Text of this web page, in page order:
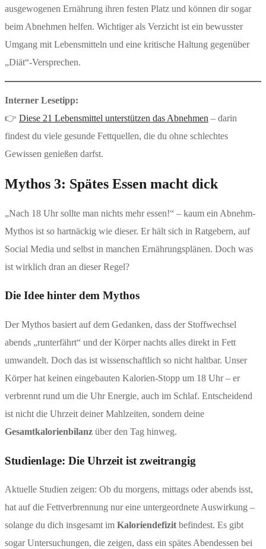
ausgewogenen Ernährung ihren festen Platz und können dir sogar
beim Abnehmen helfen. Wichtiger als Verzicht ist ein bewusster
Umgang mit Lebensmitteln und eine kritische Haltung gegenüber
„Diät“-Versprechen.
Interner Lesetipp:
👉 Diese 21 Lebensmittel unterstützen das Abnehmen – darin
findest du viele gesunde Fettquellen, die du ohne schlechtes
Gewissen genießen darfst.
Mythos 3: Spätes Essen macht dick
„Nach 18 Uhr sollte man nichts mehr essen!“ – kaum ein Abnehm-
Mythos ist so hartnäckig wie dieser. Er hält sich in Ratgebern, auf
Social Media und selbst in manchen Ernährungsplänen. Doch was
ist wirklich dran an dieser Regel?
Die Idee hinter dem Mythos
Der Mythos basiert auf dem Gedanken, dass der Stoffwechsel
abends „runterfährt“ und der Körper nachts alles direkt in Fett
umwandelt. Doch das ist wissenschaftlich so nicht haltbar. Unser
Körper hat keinen eingebauten Kalorien-Stopp um 18 Uhr – er
verbrennt rund um die Uhr Energie, auch im Schlaf. Entscheidend
ist nicht die Uhrzeit deiner Mahlzeiten, sondern deine
Gesamtkalorienbilanz über den Tag hinweg.
Studienlage: Die Uhrzeit ist zweitrangig
Aktuelle Studien zeigen: Ob du morgens, mittags oder abends isst,
hat auf die Fettverbrennung nur eine untergeordnete Auswirkung –
solange du dich insgesamt im Kaloriendefizit befindest. Es gibt
sogar Untersuchungen, die zeigen, dass ein spätes Abendessen bei